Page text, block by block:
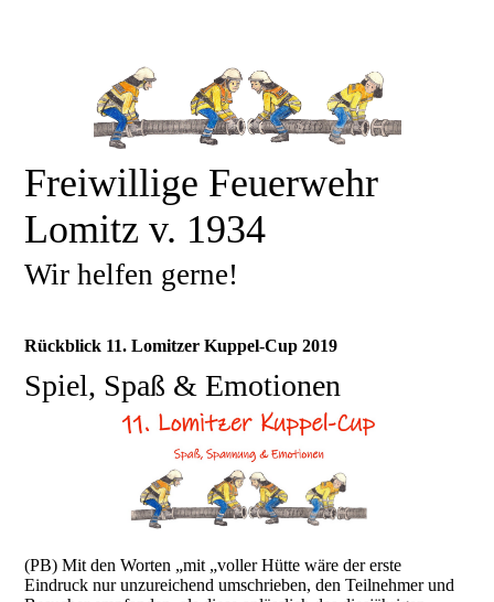
Freiwillige Feuerwehr
Lomitz v. 1934
Wir helfen gerne!
Rückblick 11. Lomitzer Kuppel-Cup 2019
Spiel, Spaß & Emotionen
(PB) Mit den Worten „mit „voller Hütte wäre der erste
Eindruck nur unzureichend umschrieben, den Teilnehmer und